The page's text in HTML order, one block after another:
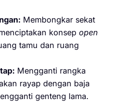
Membongkar sekat
konsep open
tamu dan ruang
Mengganti rangka
rayap dengan baja
genteng lama.